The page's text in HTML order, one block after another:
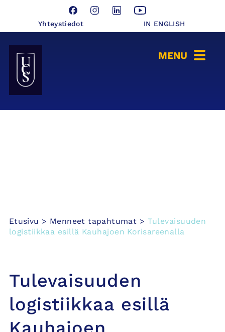
FacebookInstagram
LinkedInYouTube
Yhteystiedot IN ENGLISH
Seinäjoen Yliopistokeskus UCSin etusivulle
Etusivu > Menneet tapahtumat > Tulevaisuuden
logistiikkaa esillä Kauhajoen Korisareenalla
Tulevaisuuden
logistiikkaa esillä